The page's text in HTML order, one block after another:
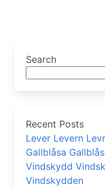
Search
Recent Posts
Lever Levern
Gallblåsa
Vindskydd
Vindskydden